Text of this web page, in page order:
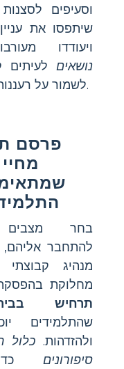
וסעיפים
שיתפסו את
ויעודדו
נושאים לעיתים
לשמור על רעננות ורלוונטיות.
פרסם
בחר מצבים
להתחבר אליהם,
מנהיג
מחלוקת
תרחיש
שהתלמידים
ולהזדהות. כלול
סיפורונים